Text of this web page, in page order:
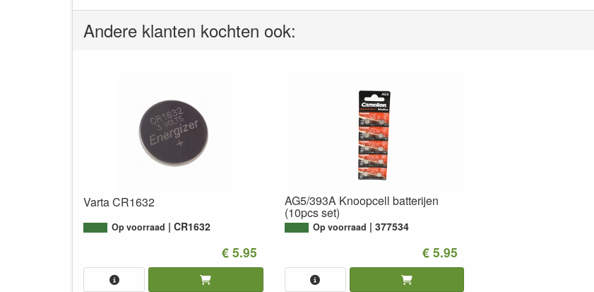
Andere klanten kochten ook:
Varta CR1632
Op voorraad CR1632
€ 5.95
AG5/393A Knoopcell batterijen
(10pcs set)
Op voorraad 377534
€ 5.95